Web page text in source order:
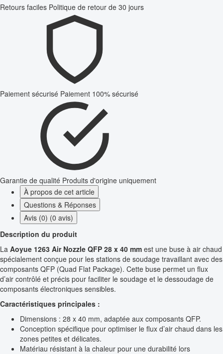
Retours faciles Politique de retour de 30 jours
Paiement sécurisé Paiement 100% sécurisé
Garantie de qualité Produits d'origine uniquement
À propos de cet article
Questions & Réponses
Avis (0) (0 avis)
Description du produit
La Aoyue 1263 Air Nozzle QFP 28 x 40 mm est une buse à air chaud
spécialement conçue pour les stations de soudage travaillant avec des
composants QFP (Quad Flat Package). Cette buse permet un flux
d’air contrôlé et précis pour faciliter le soudage et le dessoudage de
composants électroniques sensibles.
Caractéristiques principales :
Dimensions : 28 x 40 mm, adaptée aux composants QFP.
Conception spécifique pour optimiser le flux d’air chaud dans les
zones petites et délicates.
Matériau résistant à la chaleur pour une durabilité lors